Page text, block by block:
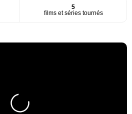
5
films et séries tournés